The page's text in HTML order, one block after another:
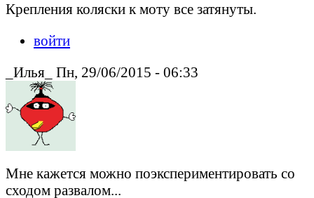
Крепления коляски к моту все затянуты.
войти
_Илья_ Пн, 29/06/2015 - 06:33
Мне кажется можно поэкспериментировать со
сходом развалом...